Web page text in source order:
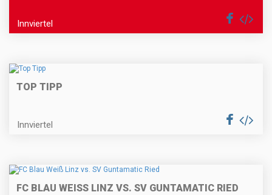
Innviertel
TOP TIPP
Innviertel
FC BLAU WEISS LINZ VS. SV GUNTAMATIC RIED